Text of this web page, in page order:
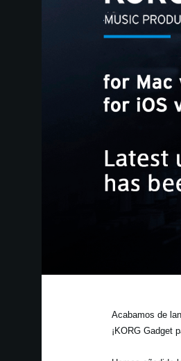
Acabamos de
¡KORG Gadget